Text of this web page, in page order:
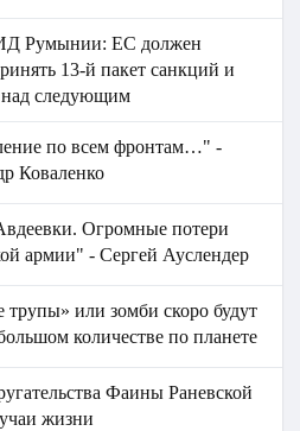
Румынии: ЕС должен
13-й пакет санкций и
над следующим
по всем фронтам…" -
Коваленко
Огромные потери
армии" - Сергей Ауслендер
трупы» или зомби скоро будут
количестве по планете
Фаины Раневской
жизни